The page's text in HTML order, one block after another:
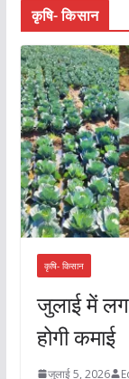
कृषि- किसान
कृषि- किसान
जुलाई में
होगी कमाई
जुलाई 5, 2026